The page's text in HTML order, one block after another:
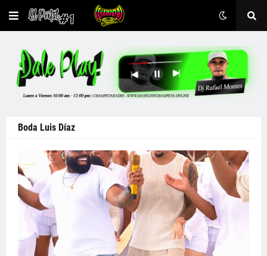
Boda Luis Díaz